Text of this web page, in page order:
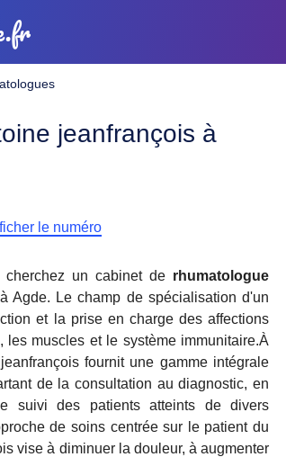
jeanfrançois à
le numéro
un cabinet de rhumatologue
Agde. Le champ de spécialisation d'un
et la prise en charge des affections
les muscles et le système immunitaire.À
fournit une gamme intégrale
de la consultation au diagnostic, en
suivi des patients atteints de divers
de soins centrée sur le patient du
vise à diminuer la douleur, à augmenter